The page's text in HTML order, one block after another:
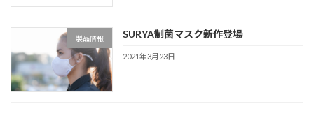
製品情報 SURYA制菌マスク新作登場
2021年3月23日